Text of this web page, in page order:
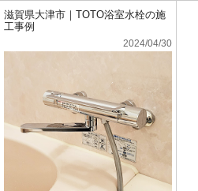
滋賀県大津市｜TOTO浴室水栓の施
工事例
2024/04/30